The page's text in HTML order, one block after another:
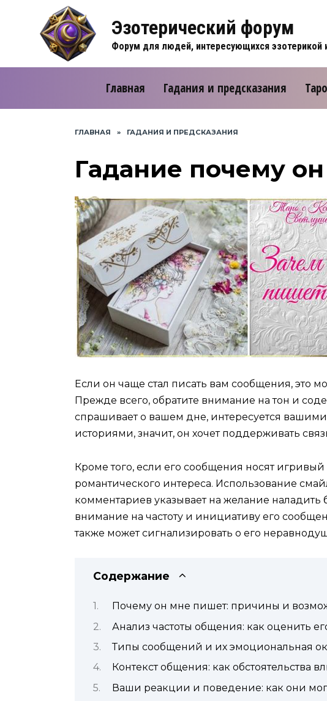
содержанию
Эзотерический форум
Форум для людей, интересующихся эзотерикой
Главная Гадания и предсказания
ГЛАВНАЯ » ГАДАНИЯ И ПРЕДСКАЗАНИЯ
Гадание почему
Если он чаще стал писать вам сообщения, это
Прежде всего, обратите внимание на тон и
спрашивает о вашем дне, интересуется
историями, значит, он хочет поддерживать
Кроме того, если его сообщения носят игривый
романтического интереса. Использование
комментариев указывает на желание
внимание на частоту и инициативу его
также может сигнализировать о его
Содержание
Почему он мне пишет: причины и
Анализ частоты общения: как оценить
Типы сообщений и их эмоциональная
Контекст общения: как обстоятельства
Ваши реакции и поведение: как они